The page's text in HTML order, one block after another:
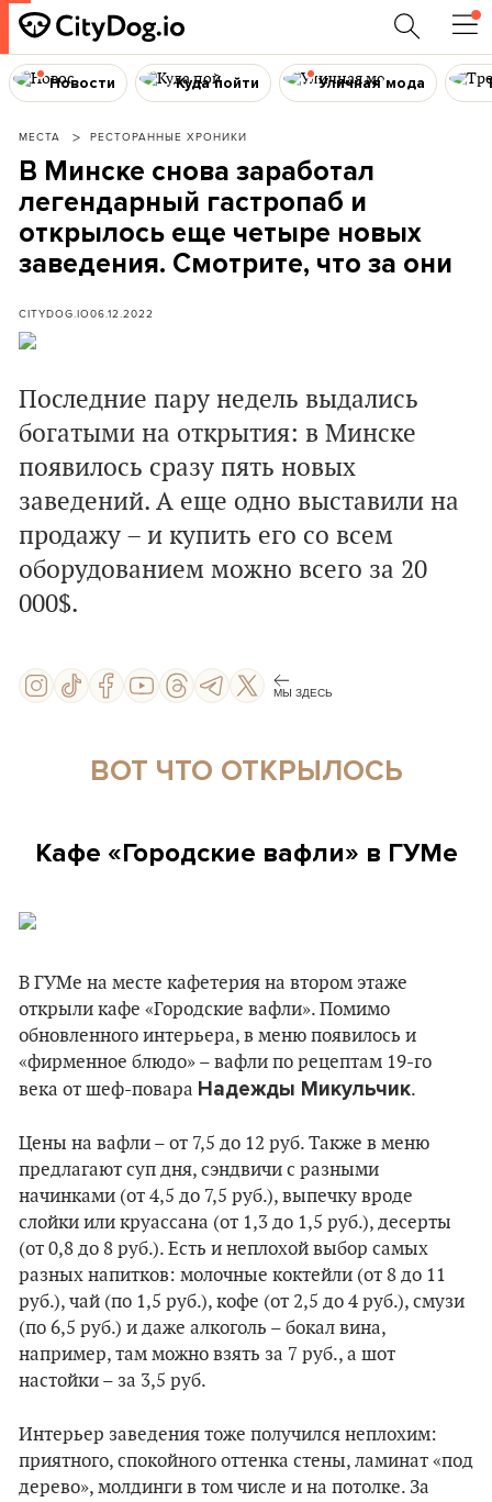
Новости Куда пойти Уличная мода
МЕСТА РЕСТОРАННЫЕ ХРОНИКИ
В Минске снова заработал
легендарный гастропаб и
открылось еще четыре новых
заведения. Смотрите, что за они
CITYDOG.IO06.12.2022
Последние пару недель выдались
богатыми на открытия: в Минске
появилось сразу пять новых
заведений. А еще одно выставили на
продажу – и купить его со всем
оборудованием можно всего за 20
000$.
МЫ ЗДЕСЬ
ВОТ ЧТО ОТКРЫЛОСЬ
Кафе «Городские вафли» в ГУМе
В ГУМе на месте кафетерия на втором этаже
открыли кафе «Городские вафли». Помимо
обновленного интерьера, в меню появилось и
«фирменное блюдо» – вафли по рецептам 19-го
века от шеф-повара Надежды Микульчик.
Цены на вафли – от 7,5 до 12 руб. Также в меню
предлагают суп дня, сэндвичи с разными
начинками (от 4,5 до 7,5 руб.), выпечку вроде
слойки или круассана (от 1,3 до 1,5 руб.), десерты
(от 0,8 до 8 руб.). Есть и неплохой выбор самых
разных напитков: молочные коктейли (от 8 до 11
руб.), чай (по 1,5 руб.), кофе (от 2,5 до 4 руб.), смузи
(по 6,5 руб.) и даже алкоголь – бокал вина,
например, там можно взять за 7 руб., а шот
настойки – за 3,5 руб.
Интерьер заведения тоже получился неплохим:
приятного, спокойного оттенка стены, ламинат «под
дерево», молдинги в том числе и на потолке. За